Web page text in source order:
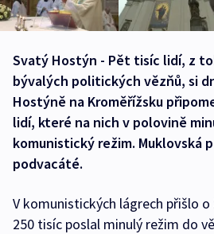
Svatý Hostýn - Pět tisíc lidí, z
bývalých politických vězňů, si
Hostýně na Kroměřížsku
lidí, které na nich v polovině
komunistický režim. Muklovská
podvacáté.
V komunistických lágrech přišlo
250 tisíc poslal minulý režim do